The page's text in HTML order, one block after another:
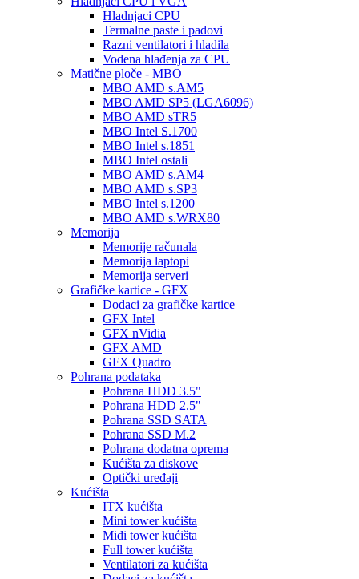
Hladnjaci CPU
Termalne paste i padovi
Razni ventilatori i hladila
Vodena hlađenja za CPU
Matične ploče - MBO
MBO AMD s.AM5
MBO AMD SP5 (LGA6096)
MBO AMD sTR5
MBO Intel S.1700
MBO Intel s.1851
MBO Intel ostali
MBO AMD s.AM4
MBO AMD s.SP3
MBO Intel s.1200
MBO AMD s.WRX80
Memorija
Memorije računala
Memorija laptopi
Memorija serveri
Grafičke kartice - GFX
Dodaci za grafičke kartice
GFX Intel
GFX nVidia
GFX AMD
GFX Quadro
Pohrana podataka
Pohrana HDD 3.5"
Pohrana HDD 2.5"
Pohrana SSD SATA
Pohrana SSD M.2
Pohrana dodatna oprema
Kućišta za diskove
Optički uređaji
Kućišta
ITX kućišta
Mini tower kućišta
Midi tower kućišta
Full tower kućišta
Ventilatori za kućišta